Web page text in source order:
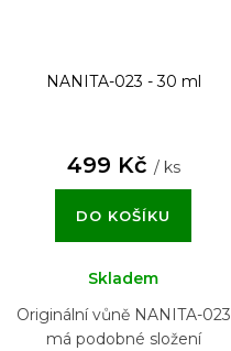
NANITA-023 - 30 ml
499 Kč / ks
DO KOŠÍKU
Skladem
Originální vůně NANITA-023
má podobné složení